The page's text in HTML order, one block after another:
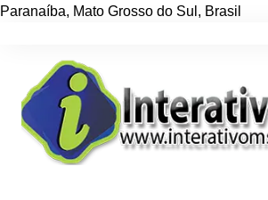
Paranaíba, Mato Grosso do Sul , Brasil
conteúdo